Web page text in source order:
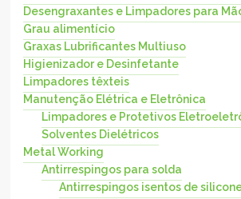
Desengraxantes e Limpadores para
Grau alimentício
Graxas Lubrificantes Multiuso
Higienizador e Desinfetante
Limpadores têxteis
Manutenção Elétrica e Eletrônica
Limpadores e Protetivos
Solventes Dielétricos
Metal Working
Antirrespingos para solda
Antirrespingos isentos de